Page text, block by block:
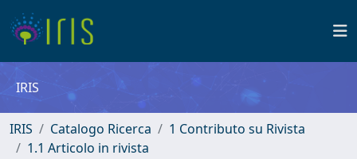
IRIS
IRIS Catalogo Ricerca
1 Contributo su Rivista
1.1 Articolo in rivista